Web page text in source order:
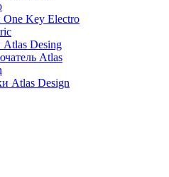
One Key Electro
Desing
Atlas
Atlas Design